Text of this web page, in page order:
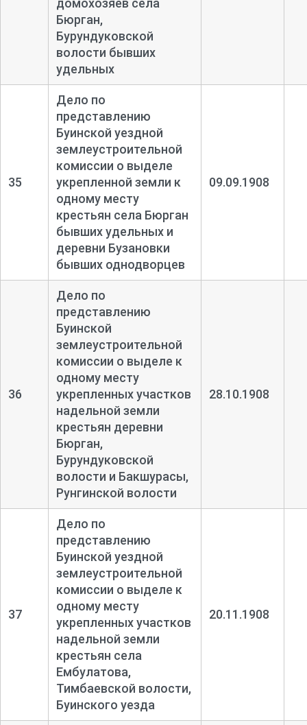
домохозяев села
Бюрган,
Бурундуковской
волости бывших
удельных
35
Дело по
представлению
Буинской уездной
землеустроительной
комиссии о выделе
укрепленной земли к
одному месту
крестьян села Бюрган
бывших удельных и
деревни Бузановки
бывших однодворцев
09.09.1908
36
Дело по
представлению
Буинской
землеустроительной
комиссии о выделе к
одному месту
укрепленных участков
надельной земли
крестьян деревни
Бюрган,
Бурундуковской
волости и Бакшурасы,
Рунгинской волости
28.10.1908
37
Дело по
представлению
Буинской уездной
землеустроительной
комиссии о выделе к
одному месту
укрепленных участков
надельной земли
крестьян села
Ембулатова,
Тимбаевской волости,
Буинского уезда
20.11.1908